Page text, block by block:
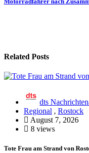
Related Posts
dts
Regional , Rostock
August 7, 2026
8 views
Tote Frau am Strand von